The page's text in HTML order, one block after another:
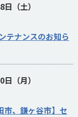
（土）
テナンスのお知ら
（月）
市、鎌ヶ谷市】セ